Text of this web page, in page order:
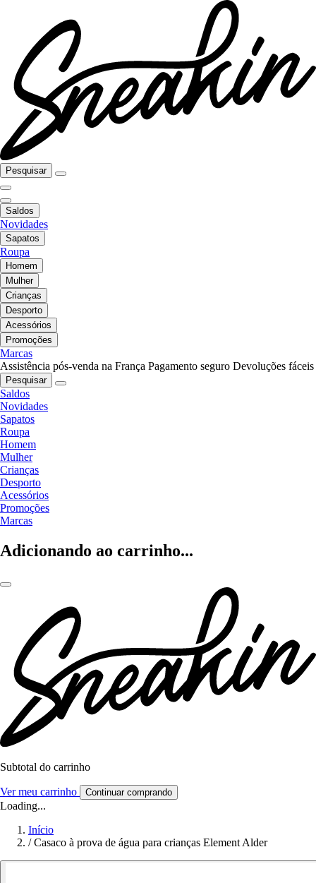
Pesquisar
Saldos
Novidades
Sapatos
Roupa
Homem
Mulher
Crianças
Desporto
Acessórios
Promoções
Marcas
Assistência pós-venda na França Pagamento seguro Devoluções fáceis
Pesquisar
Saldos
Novidades
Sapatos
Roupa
Homem
Mulher
Crianças
Desporto
Acessórios
Promoções
Marcas
Adicionando ao carrinho...
Subtotal do carrinho
Ver meu carrinho Continuar comprando
Loading...
Início
/ Casaco à prova de água para crianças Element Alder